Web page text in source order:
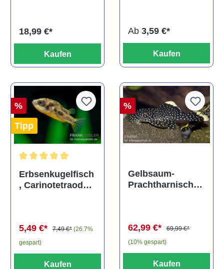
18,99 €*
Kaufen
Ab 3,59 €*
Kaufen
%
Tipp
Durchschnittliche Bewertung von 5 von 5 Sternen
Erbsenkugelfisch
, Carinotetraodon
5,49 €* 7,49 €* (26.7%
gespart)
Kaufen
%
Gelbsaum-
Prachtharnischw
62,99 €*
69,99 €*
(10% gespart)
Kaufen